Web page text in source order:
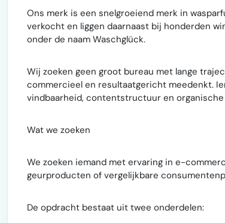
Ons merk is een snelgroeiend merk in
verkocht en liggen daarnaast bij honderden
onder de naam Waschglück.
Wij zoeken geen groot bureau met lange
commercieel en resultaatgericht meedenkt.
vindbaarheid, contentstructuur en
Wat we zoeken
We zoeken iemand met ervaring in e-
geurproducten of vergelijkbare
De opdracht bestaat uit twee onderdelen: